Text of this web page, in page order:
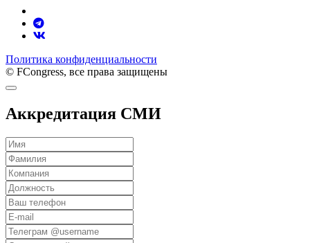
Политика конфиденциальности
© FCongress, все права защищены
Аккредитация СМИ